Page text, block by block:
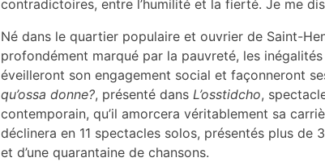
contradictoires, entre l’humilité et la fierté. Je me
Né dans le quartier populaire et ouvrier de Saint-
profondément marqué par la pauvreté, les
éveilleront son engagement social et façonneront
qu’ossa donne?, présenté dans L’osstidcho,
contemporain, qu’il amorcera véritablement sa
déclinera en 11 spectacles solos, présentés plus
et d’une quarantaine de chansons.